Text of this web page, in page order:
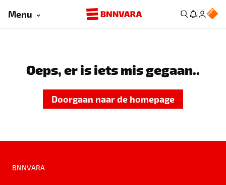
Menu
Oeps, er is iets mis gegaan..
Doorgaan naar de homepage
BNNVARA